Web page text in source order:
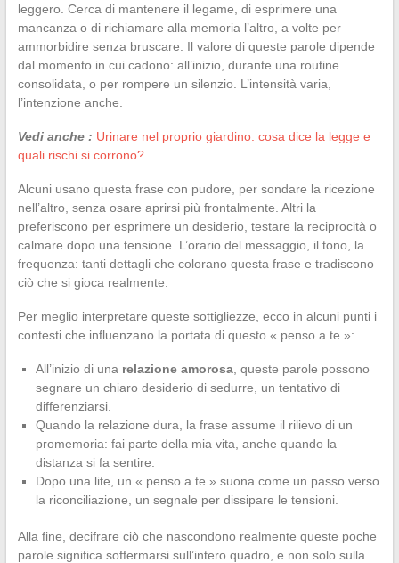
leggero. Cerca di mantenere il legame, di esprimere una
mancanza o di richiamare alla memoria l’altro, a volte per
ammorbidire senza bruscare. Il valore di queste parole dipende
dal momento in cui cadono: all’inizio, durante una routine
consolidata, o per rompere un silenzio. L’intensità varia,
l’intenzione anche.
Vedi anche : Urinare nel proprio giardino: cosa dice la legge e
quali rischi si corrono?
Alcuni usano questa frase con pudore, per sondare la ricezione
nell’altro, senza osare aprirsi più frontalmente. Altri la
preferiscono per esprimere un desiderio, testare la reciprocità o
calmare dopo una tensione. L’orario del messaggio, il tono, la
frequenza: tanti dettagli che colorano questa frase e tradiscono
ciò che si gioca realmente.
Per meglio interpretare queste sottigliezze, ecco in alcuni punti i
contesti che influenzano la portata di questo « penso a te »:
All’inizio di una relazione amorosa, queste parole possono
segnare un chiaro desiderio di sedurre, un tentativo di
differenziarsi.
Quando la relazione dura, la frase assume il rilievo di un
promemoria: fai parte della mia vita, anche quando la
distanza si fa sentire.
Dopo una lite, un « penso a te » suona come un passo verso
la riconciliazione, un segnale per dissipare le tensioni.
Alla fine, decifrare ciò che nascondono realmente queste poche
parole significa soffermarsi sull’intero quadro, e non solo sulla